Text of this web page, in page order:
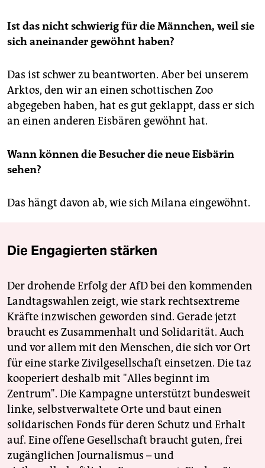
Ist das nicht schwierig für die Männchen, weil sie
sich aneinander gewöhnt haben?
Das ist schwer zu beantworten. Aber bei unserem
Arktos, den wir an einen schottischen Zoo
abgegeben haben, hat es gut geklappt, dass er sich
an einen anderen Eisbären gewöhnt hat.
Wann können die Besucher die neue Eisbärin
sehen?
Das hängt davon ab, wie sich Milana eingewöhnt.
Die Engagierten stärken
Der drohende Erfolg der AfD bei den kommenden
Landtagswahlen zeigt, wie stark rechtsextreme
Kräfte inzwischen geworden sind. Gerade jetzt
braucht es Zusammenhalt und Solidarität. Auch
und vor allem mit den Menschen, die sich vor Ort
für eine starke Zivilgesellschaft einsetzen. Die taz
kooperiert deshalb mit "Alles beginnt im
Zentrum". Die Kampagne unterstützt bundesweit
linke, selbstverwaltete Orte und baut einen
solidarischen Fonds für deren Schutz und Erhalt
auf. Eine offene Gesellschaft braucht guten, frei
zugänglichen Journalismus – und